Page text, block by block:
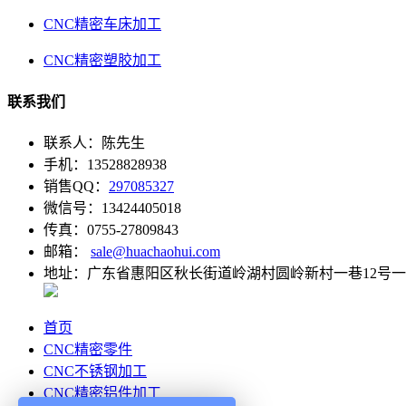
CNC精密车床加工
CNC精密塑胶加工
联系我们
联系人：陈先生
手机：13528828938
销售QQ： 297085327
微信号：13424405018
传真：0755-27809843
邮箱： sale@huachaohui.com
地址：广东省惠阳区秋长街道岭湖村圆岭新村一巷12号
首页
CNC精密零件
CNC不锈钢加工
CNC精密铝件加工